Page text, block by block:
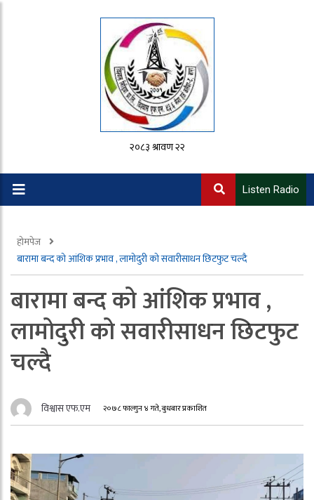
२०८३ श्रावण २२
Listen Radio
होमपेज
बारामा बन्द को आंशिक प्रभाव , लामोदुरी को सवारीसाधन छिटफुट चल्दै
बारामा बन्द को आंशिक प्रभाव ,
लामोदुरी को सवारीसाधन छिटफुट
चल्दै
विश्वास एफ.एम २०७८ फाल्गुन ४ गते, बुधबार प्रकाशित